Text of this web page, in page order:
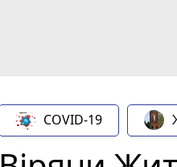
COVID-19